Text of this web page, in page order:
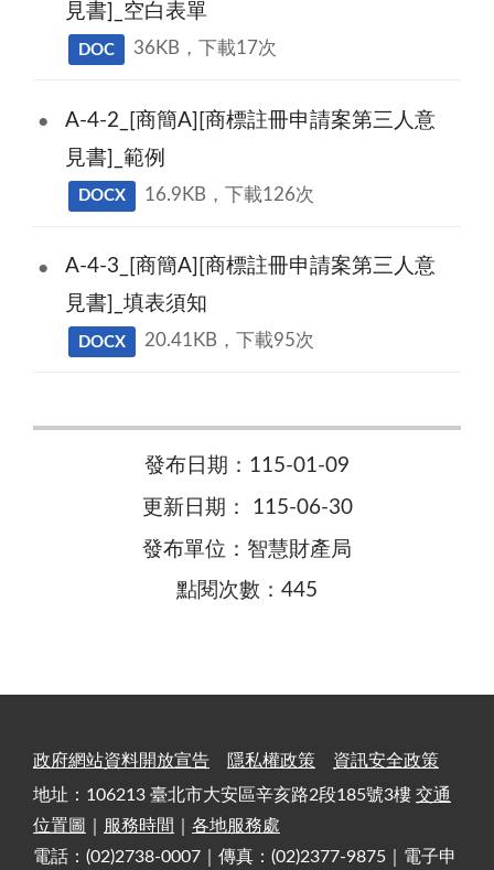
見書]_空白表單
DOC 36KB，下載17次
A-4-2_[商簡A][商標註冊申請案第三人意
見書]_範例
DOCX 16.9KB，下載126次
A-4-3_[商簡A][商標註冊申請案第三人意
見書]_填表須知
DOCX 20.41KB，下載95次
發布日期：115-01-09
更新日期： 115-06-30
發布單位：智慧財產局
點閱次數：445
政府網站資料開放宣告 隱私權政策
資訊安全政策
地址：106213 臺北市大安區辛亥路2段185號3樓 交通
位置圖
服務時間
各地服務處
電話：(02)2738-0007｜傳真：(02)2377-9875｜電子申